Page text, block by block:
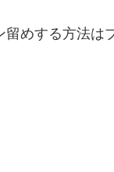
めする方法は